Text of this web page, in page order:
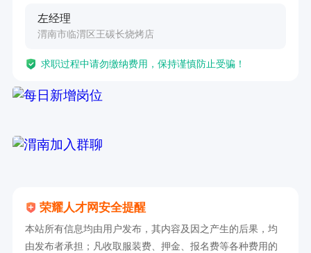
左经理
渭南市临渭区王碳长烧烤店
求职过程中请勿缴纳费用，保持谨慎防止受骗！
荣耀人才网安全提醒
本站所有信息均由用户发布，其内容及因之产生的后果，均
由发布者承担；凡收取服装费、押金、报名费等各种费用的